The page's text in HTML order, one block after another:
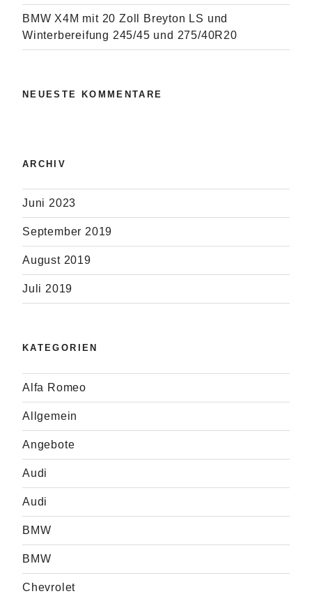
BMW X4M mit 20 Zoll Breyton LS und
Winterbereifung 245/45 und 275/40R20
NEUESTE KOMMENTARE
ARCHIV
Juni 2023
September 2019
August 2019
Juli 2019
KATEGORIEN
Alfa Romeo
Allgemein
Angebote
Audi
Audi
BMW
BMW
Chevrolet